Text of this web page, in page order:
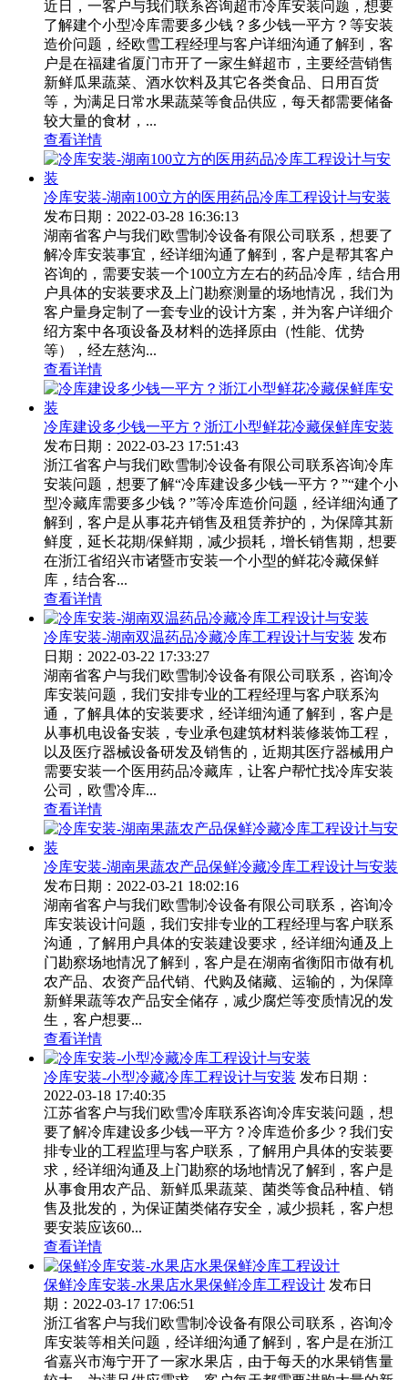
近日，一客户与我们联系咨询超市冷库安装问题，想要
了解建个小型冷库需要多少钱？多少钱一平方？等安装
造价问题，经欧雪工程经理与客户详细沟通了解到，客
户是在福建省厦门市开了一家生鲜超市，主要经营销售
新鲜瓜果蔬菜、酒水饮料及其它各类食品、日用百货
等，为满足日常水果蔬菜等食品供应，每天都需要储备
较大量的食材，...
查看详情
冷库安装-湖南100立方的医用药品冷库工程设计与安装
发布日期：2022-03-28 16:36:13
湖南省客户与我们欧雪制冷设备有限公司联系，想要了
解冷库安装事宜，经详细沟通了解到，客户是帮其客户
咨询的，需要安装一个100立方左右的药品冷库，结合用
户具体的安装要求及上门勘察测量的场地情况，我们为
客户量身定制了一套专业的设计方案，并为客户详细介
绍方案中各项设备及材料的选择原由（性能、优势
等），经左慈沟...
查看详情
冷库建设多少钱一平方？浙江小型鲜花冷藏保鲜库安装
发布日期：2022-03-23 17:51:43
浙江省客户与我们欧雪制冷设备有限公司联系咨询冷库
安装问题，想要了解“冷库建设多少钱一平方？”“建个小
型冷藏库需要多少钱？”等冷库造价问题，经详细沟通了
解到，客户是从事花卉销售及租赁养护的，为保障其新
鲜度，延长花期/保鲜期，减少损耗，增长销售期，想要
在浙江省绍兴市诸暨市安装一个小型的鲜花冷藏保鲜
库，结合客...
查看详情
冷库安装-湖南双温药品冷藏冷库工程设计与安装 发布
日期：2022-03-22 17:33:27
湖南省客户与我们欧雪制冷设备有限公司联系，咨询冷
库安装问题，我们安排专业的工程经理与客户联系沟
通，了解具体的安装要求，经详细沟通了解到，客户是
从事机电设备安装，专业承包建筑材料装修装饰工程，
以及医疗器械设备研发及销售的，近期其医疗器械用户
需要安装一个医用药品冷藏库，让客户帮忙找冷库安装
公司，欧雪冷库...
查看详情
冷库安装-湖南果蔬农产品保鲜冷藏冷库工程设计与安装
发布日期：2022-03-21 18:02:16
湖南省客户与我们欧雪制冷设备有限公司联系，咨询冷
库安装设计问题，我们安排专业的工程经理与客户联系
沟通，了解用户具体的安装建设要求，经详细沟通及上
门勘察场地情况了解到，客户是在湖南省衡阳市做有机
农产品、农资产品代销、代购及储藏、运输的，为保障
新鲜果蔬等农产品安全储存，减少腐烂等变质情况的发
生，客户想要...
查看详情
冷库安装-小型冷藏冷库工程设计与安装 发布日期：
2022-03-18 17:40:35
江苏省客户与我们欧雪冷库联系咨询冷库安装问题，想
要了解冷库建设多少钱一平方？冷库造价多少？我们安
排专业的工程监理与客户联系，了解用户具体的安装要
求，经详细沟通及上门勘察的场地情况了解到，客户是
从事食用农产品、新鲜瓜果蔬菜、菌类等食品种植、销
售及批发的，为保证菌类储存安全，减少损耗，客户想
要安装应该60...
查看详情
保鲜冷库安装-水果店水果保鲜冷库工程设计 发布日
期：2022-03-17 17:06:51
浙江省客户与我们欧雪制冷设备有限公司联系，咨询冷
库安装等相关问题，经详细沟通了解到，客户是在浙江
省嘉兴市海宁开了一家水果店，由于每天的水果销售量